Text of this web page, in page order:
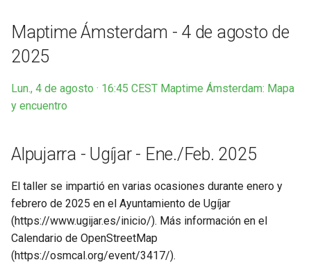
Maptime Ámsterdam - 4 de agosto de
2025
Lun., 4 de agosto · 16:45 CEST Maptime Ámsterdam: Mapa
y encuentro
Alpujarra - Ugíjar - Ene./Feb. 2025
El taller se impartió en varias ocasiones durante enero y
febrero de 2025 en el Ayuntamiento de Ugíjar
(https://www.ugijar.es/inicio/). Más información en el
Calendario de OpenStreetMap
(https://osmcal.org/event/3417/).